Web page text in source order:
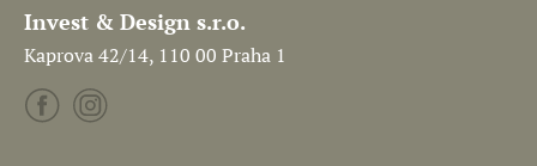
Invest & Design s.r.o.
Kaprova 42/14, 110 00 Praha 1